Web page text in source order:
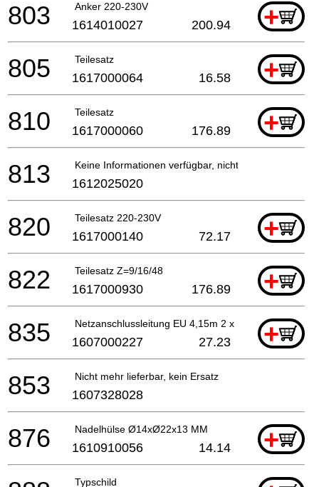
Anker 220-230V +
803 1614010027 200.94
Teilesatz +
805 1617000064 16.58
Teilesatz +
810 1617000060 176.89
Keine Informationen verfügbar, nicht bestellbar
813 1612025020
Teilesatz 220-230V +
820 1617000140 72.17
Teilesatz Z=9/16/48 +
822 1617000930 176.89
Netzanschlussleitung EU 4,15m 2 x 1,0mm H07 RN-F
+
835 1607000227 27.23
Nicht mehr lieferbar, kein Ersatz
853 1607328028
Nadelhülse Ø14xØ22x13 MM +
876 1610910056 14.14
Typschild